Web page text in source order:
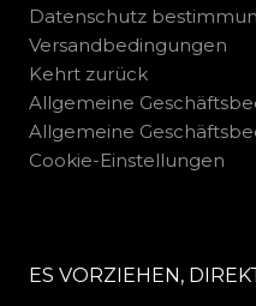
Datenschutz
Versandbedingungen
Kehrt zurück
Allgemeine
Allgemeine
Cookie-Einstellungen
ES VORZIEHEN,